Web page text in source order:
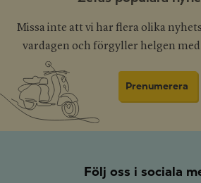
Missa inte att vi har flera olika
vardagen och förgyller helgen
Prenumerera
Följ oss i sociala